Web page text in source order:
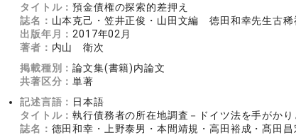
タイトル：預金債権の探索的差押え
誌名： 山本克己・笠井正俊・山田文編 徳田和幸先生古
出版年月： 2017年02月
著者： 内山 衛次
掲載種別：論文集(書籍)内論文
共著区分：単著
記述言語： 日本語
タイトル：執行債務者の所在地調査－ドイツ法を手がかり
誌名： 徳田和幸・上野泰男・本間靖規・高田裕成・髙田